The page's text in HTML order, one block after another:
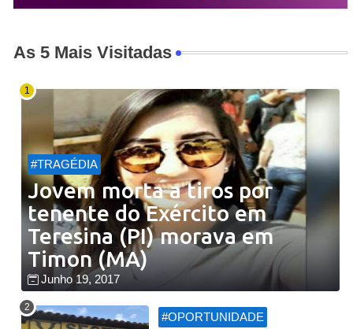
As 5 Mais Visitadas
#TRAGÉDIA
Jovem morta a tiros por
tenente do Exército em
Teresina (PI) morava em
Timon (MA)
Junho 19, 2017
#OPORTUNIDADE